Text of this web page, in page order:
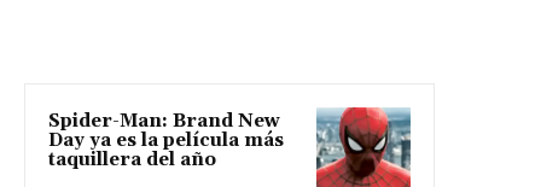
Spider-Man: Brand New
Day ya es la película más
taquillera del año